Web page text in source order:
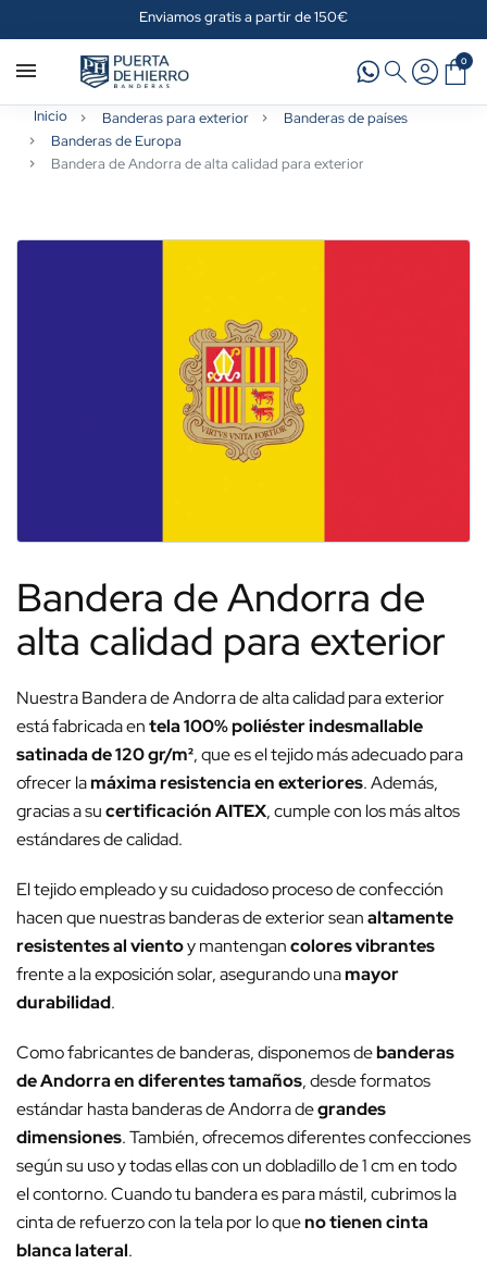
Enviamos gratis a partir de 150€
0
Inicio Banderas para exterior
Banderas de países
Banderas de Europa
Bandera de Andorra de alta calidad para exterior
Bandera de Andorra de
alta calidad para exterior
Nuestra Bandera de Andorra de alta calidad para exterior
está fabricada entela 100% poliéster indesmallable
satinada de 120 gr/m², que es el tejido más adecuado para
ofrecer lamáxima resistencia en exteriores. Además,
gracias a sucertificación AITEX, cumple con los más altos
estándares de calidad.
El tejido empleado y su cuidadoso proceso de confección
hacen que nuestras banderas de exterior seanaltamente
resistentes al vientoy mantengancolores vibrantes
frente a la exposición solar, asegurando unamayor
durabilidad.
Como fabricantes de banderas, disponemos debanderas
de Andorra en diferentes tamaños, desde formatos
estándar hasta banderas de Andorra degrandes
dimensiones. También, ofrecemos diferentes confecciones
según su uso y todas ellas con un dobladillo de 1 cm en todo
el contorno. Cuando tu bandera es para mástil, cubrimos la
cinta de refuerzo con la tela por lo queno tienen cinta
blanca lateral.